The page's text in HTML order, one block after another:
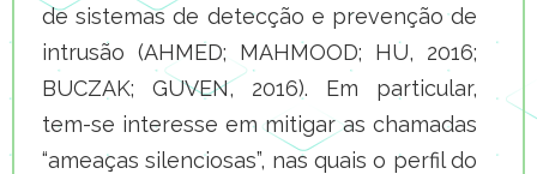
de sistemas de detecção e prevenção de
intrusão (AHMED; MAHMOOD; HU, 2016;
BUCZAK; GUVEN, 2016). Em particular,
tem-se interesse em mitigar as chamadas
“ameaças silenciosas”, nas quais o perfil do